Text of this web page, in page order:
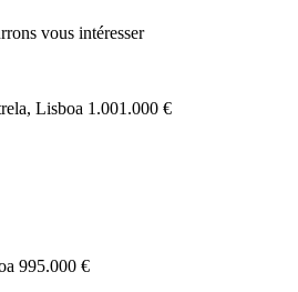
vous intéresser
Lisboa 1.001.000 €
995.000 €